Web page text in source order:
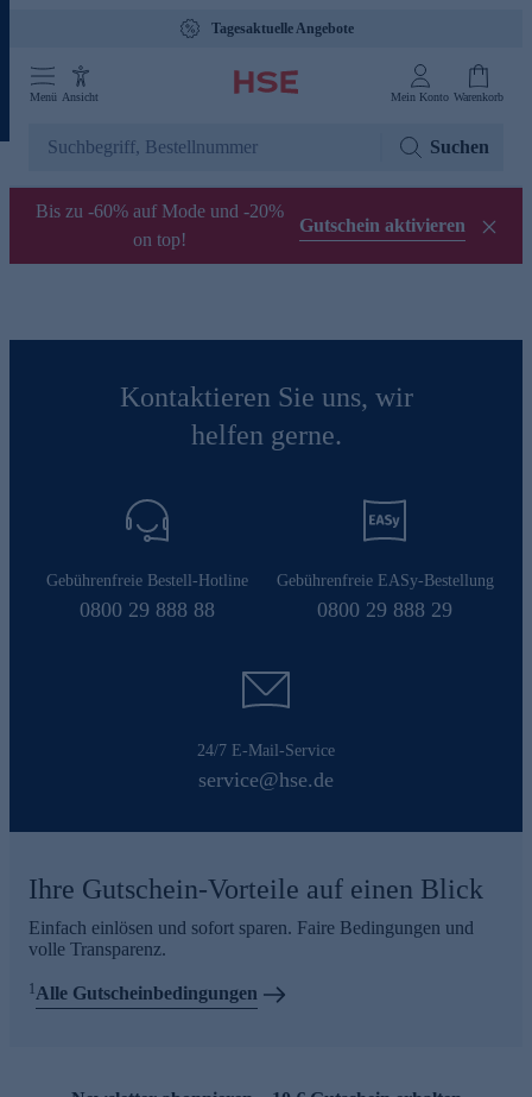
Tagesaktuelle Angebote
Menü Ansicht Mein Konto Warenkorb
Suchen
Bis zu -60% auf Mode und -20%
on top!
Gutschein aktivieren
Kontaktieren Sie uns, wir
helfen gerne.
Gebührenfreie Bestell-Hotline
0800 29 888 88
Gebührenfreie EASy-Bestellung
0800 29 888 29
24/7 E-Mail-Service
service@hse.de
Ihre Gutschein-Vorteile auf einen Blick
Einfach einlösen und sofort sparen. Faire Bedingungen und
volle Transparenz.
1Alle Gutscheinbedingungen